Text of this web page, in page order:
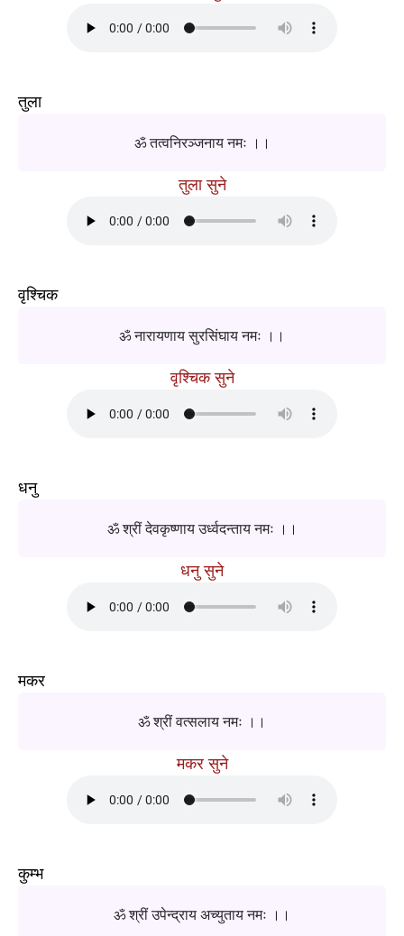
तुला
ॐ तत्वनिरञ्जनाय नमः ।।
तुला सुने
वृश्चिक
ॐ नारायणाय सुरसिंघाय नमः ।।
वृश्चिक सुने
धनु
ॐ श्रीं देवकृष्णाय उर्ध्वदन्ताय नमः ।।
धनु सुने
मकर
ॐ श्रीं वत्सलाय नमः ।।
मकर सुने
कुम्भ
ॐ श्रीं उपेन्द्राय अच्युताय नमः ।।